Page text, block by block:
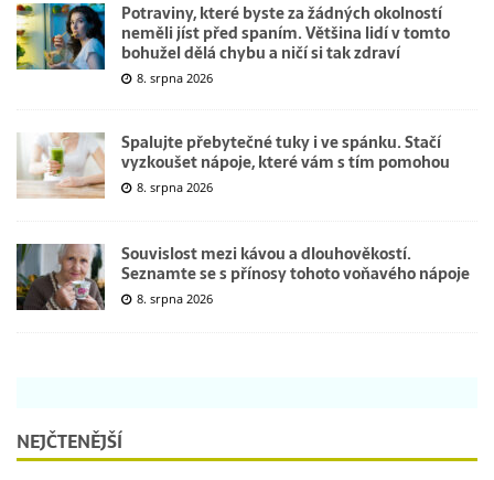
Potraviny, které byste za žádných okolností
neměli jíst před spaním. Většina lidí v tomto
bohužel dělá chybu a ničí si tak zdraví
8. srpna 2026
Spalujte přebytečné tuky i ve spánku. Stačí
vyzkoušet nápoje, které vám s tím pomohou
8. srpna 2026
Souvislost mezi kávou a dlouhověkostí.
Seznamte se s přínosy tohoto voňavého nápoje
8. srpna 2026
NEJČTENĚJŠÍ